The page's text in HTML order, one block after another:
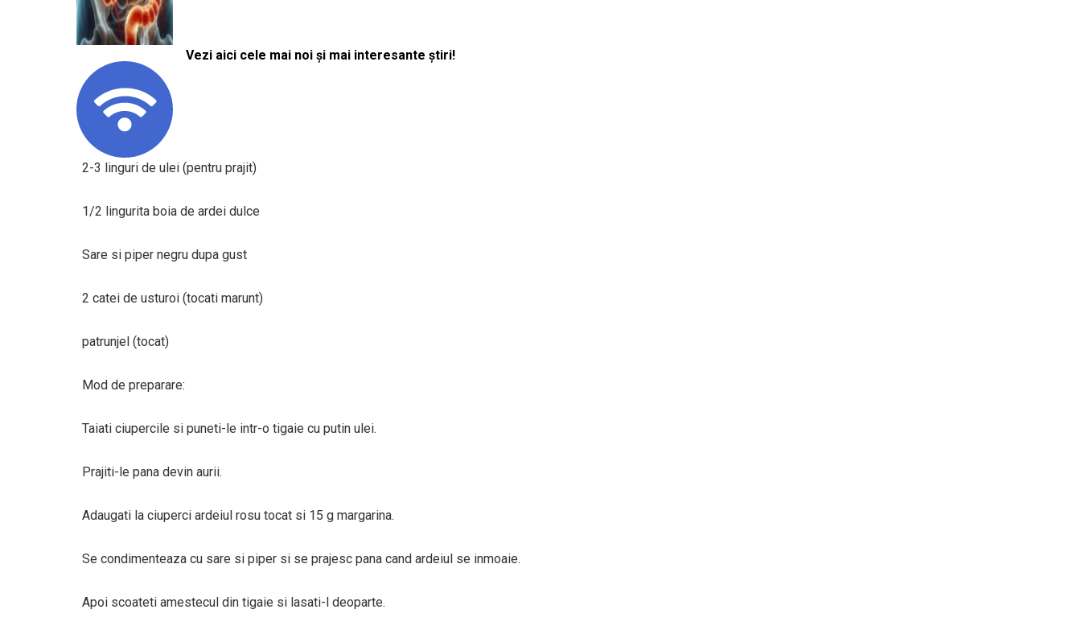
Vezi aici cele mai noi și mai interesante știri!
2-3 linguri de ulei (pentru prajit)
1/2 lingurita boia de ardei dulce
Sare si piper negru dupa gust
2 catei de usturoi (tocati marunt)
patrunjel (tocat)
Mod de preparare:
Taiati ciupercile si puneti-le intr-o tigaie cu putin ulei.
Prajiti-le pana devin aurii.
Adaugati la ciuperci ardeiul rosu tocat si 15 g margarina.
Se condimenteaza cu sare si piper si se prajesc pana cand ardeiul se inmoaie.
Apoi scoateti amestecul din tigaie si lasati-l deoparte.